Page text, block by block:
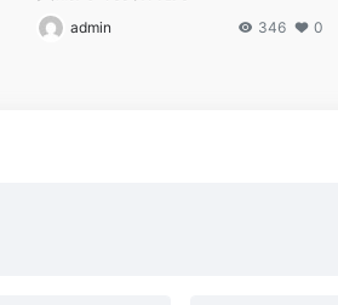
admin 346 0